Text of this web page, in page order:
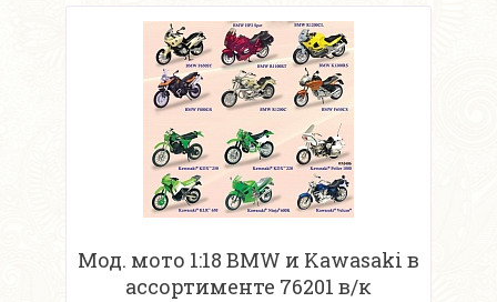
Мод. мото 1:18 BMW и Kawasaki в
ассортименте 76201 в/к